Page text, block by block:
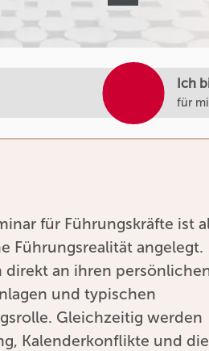
für Führungskräfte ist
Führungsrealität angelegt.
direkt an ihren
und typischen
Gleichzeitig werden
Kalenderkonflikte und die
Ich
für